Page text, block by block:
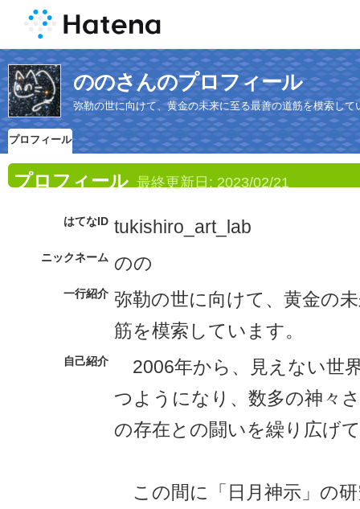
ののさんのプロフィール
弥勒の世に向けて、黄金の未来に至る最善の道筋を模索して
プロフィール
プロフィール 最終更新日: 2023/02/21
はてなID tukishiro_art_lab
ニックネーム のの
一行紹介 弥勒の世に向けて、黄金の
筋を模索しています。
自己紹介
2006年から、見えない世
つようになり、数多の神々
の存在との闘いを繰り広げ
この間に「日月神示」の